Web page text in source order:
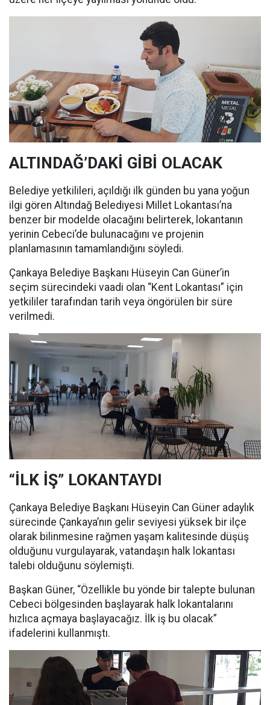
ALTINDAĞ’DAKİ GİBİ OLACAK
Belediye yetkilileri, açıldığı ilk günden bu yana yoğun
ilgi gören Altındağ Belediyesi Millet Lokantası’na
benzer bir modelde olacağını belirterek, lokantanın
yerinin Cebeci’de bulunacağını ve projenin
planlamasının tamamlandığını söyledi.
Çankaya Belediye Başkanı Hüseyin Can Güner’in
seçim sürecindeki vaadi olan “Kent Lokantası” için
yetkililer tarafından tarih veya öngörülen bir süre
verilmedi.
“İLK İŞ” LOKANTAYDI
Çankaya Belediye Başkanı Hüseyin Can Güner adaylık
sürecinde Çankaya’nın gelir seviyesi yüksek bir ilçe
olarak bilinmesine rağmen yaşam kalitesinde düşüş
olduğunu vurgulayarak, vatandaşın halk lokantası
talebi olduğunu söylemişti.
Başkan Güner, “Özellikle bu yönde bir talepte bulunan
Cebeci bölgesinden başlayarak halk lokantalarını
hızlıca açmaya başlayacağız. İlk iş bu olacak”
ifadelerini kullanmıştı.